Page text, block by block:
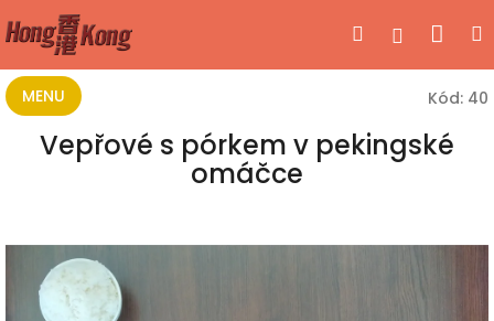
na
obsah
Hledat
MENU Kód: 40
Vepřové s pórkem v pekingské
omáčce